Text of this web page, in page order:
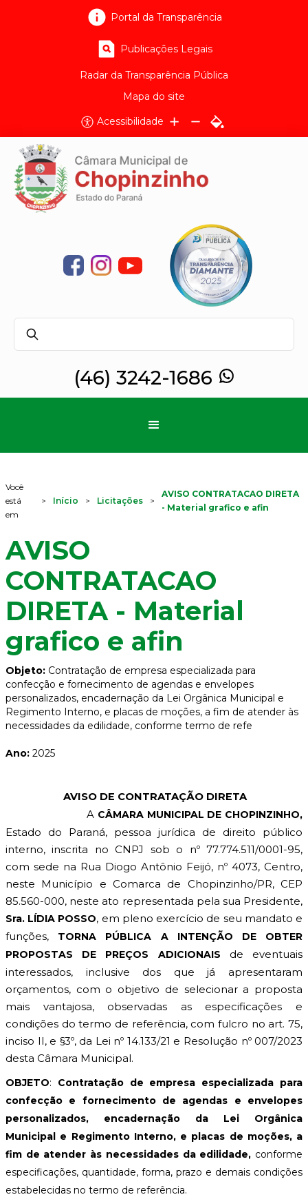
Portal da Transparência
Publicações Legais
Radar da Transparência Pública
Mapa do site
Acessibilidade
(46) 3242-1686
Você
está
em
> Início > Licitações >
AVISO CONTRATACAO DIRETA
- Material grafico e afin
AVISO
CONTRATACAO
DIRETA - Material
grafico e afin
Objeto: Contratação de empresa especializada para
confecção e fornecimento de agendas e envelopes
personalizados, encadernação da Lei Orgânica Municipal e
Regimento Interno, e placas de moções, a fim de atender às
necessidades da edilidade, conforme termo de refe
Ano: 2025
AVISO DE CONTRATAÇÃO DIRETA
A CÂMARA MUNICIPAL DE CHOPINZINHO,
Estado do Paraná, pessoa jurídica de direito público
interno, inscrita no CNPJ sob o nº 77.774.511/0001-95,
com sede na Rua Diogo Antônio Feijó, nº 4073, Centro,
neste Município e Comarca de Chopinzinho/PR, CEP
85.560-000, neste ato representada pela sua Presidente,
Sra. LÍDIA POSSO, em pleno exercício de seu mandato e
funções, TORNA PÚBLICA A INTENÇÃO DE OBTER
PROPOSTAS DE PREÇOS ADICIONAIS de eventuais
interessados, inclusive dos que já apresentaram
orçamentos, com o objetivo de selecionar a proposta
mais vantajosa, observadas as especificações e
condições do termo de referência, com fulcro no art. 75,
inciso II, e §3º, da Lei nº 14.133/21 e Resolução nº 007/2023
desta Câmara Municipal.
OBJETO: Contratação de empresa especializada para
confecção e fornecimento de agendas e envelopes
personalizados, encadernação da Lei Orgânica
Municipal e Regimento Interno, e placas de moções, a
fim de atender às necessidades da edilidade, conforme
especificações, quantidade, forma, prazo e demais condições
estabelecidas no termo de referência.